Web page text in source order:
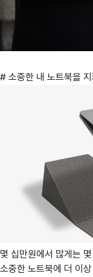
# 소중한 내 노트북을
몇 십만원에서 많게는
소중한 노트북에 더 이